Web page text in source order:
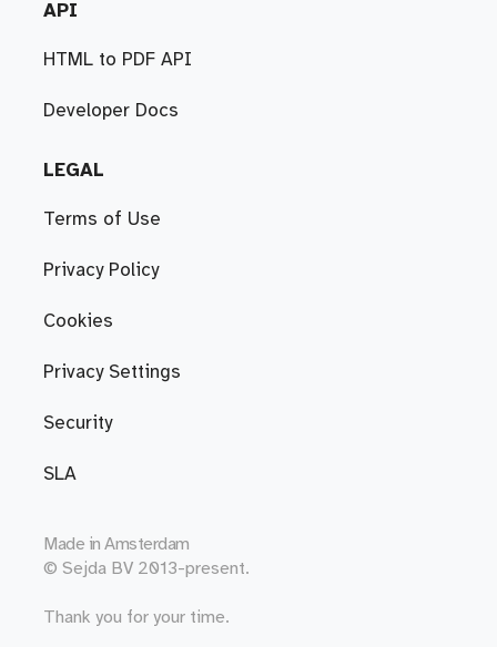
API
HTML to PDF API
Developer Docs
LEGAL
Terms of Use
Privacy Policy
Cookies
Privacy Settings
Security
SLA
Made in Amsterdam
© Sejda BV 2013-present.
Thank you for your time.